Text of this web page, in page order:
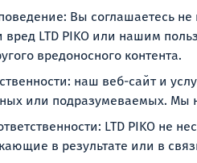
Вы соглашаетесь
вред LTD PIKO или нашим
вредоносного контента.
наш веб-сайт и
или подразумеваемых. Мы
LTD PIKO не
в результате или в